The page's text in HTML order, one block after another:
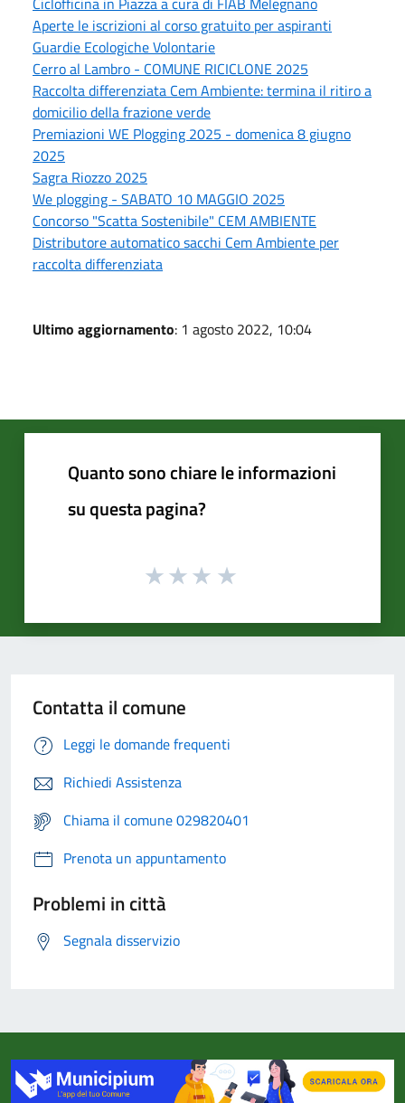
Aperte le iscrizioni al corso gratuito per aspiranti
Guardie Ecologiche Volontarie
Cerro al Lambro - COMUNE RICICLONE 2025
Raccolta differenziata Cem Ambiente: termina il ritiro a
domicilio della frazione verde
Premiazioni WE Plogging 2025 - domenica 8 giugno
2025
Sagra Riozzo 2025
We plogging - SABATO 10 MAGGIO 2025
Concorso "Scatta Sostenibile" CEM AMBIENTE
Distributore automatico sacchi Cem Ambiente per
raccolta differenziata
Ultimo aggiornamento: 1 agosto 2022, 10:04
Quanto sono chiare le informazioni
su questa pagina?
Contatta il comune
Leggi le domande frequenti
Richiedi Assistenza
Chiama il comune 029820401
Prenota un appuntamento
Problemi in città
Segnala disservizio